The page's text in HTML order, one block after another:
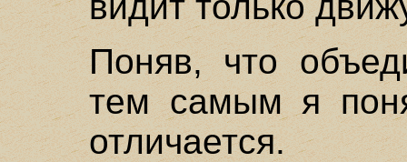
Поняв, что
тем самым я
отличается.